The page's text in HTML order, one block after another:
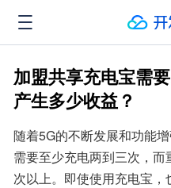
加盟共享充电宝需
产生多少收益？
随着5G的不断发展和功能
需要至少充电两到三次，
次以上。即使使用充电宝